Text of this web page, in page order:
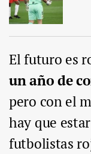
El futuro es
un año de
pero con el
hay que
futbolistas